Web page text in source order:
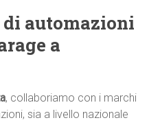
automazioni
a
, collaboriamo con i marchi
sia a livello nazionale